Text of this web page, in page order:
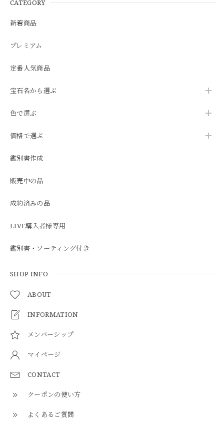
CATEGORY
新着商品
プレミアム
定番人気商品
宝石名から選ぶ
色で選ぶ
価格で選ぶ
鑑別書作成
販売中の品
成約済みの品
LIVE購入者様専用
鑑別書・ソーティング付き
SHOP INFO
ABOUT
INFORMATION
メンバーシップ
マイページ
CONTACT
クーポンの使い方
よくあるご質問